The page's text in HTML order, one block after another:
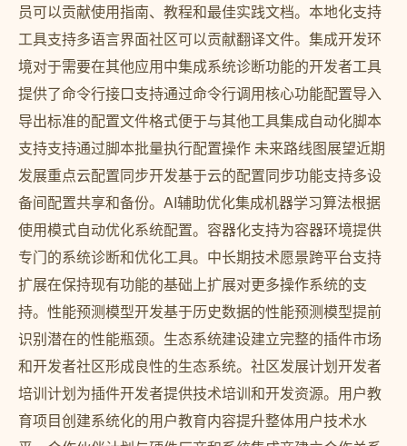
员可以贡献使用指南、教程和最佳实践文档。本地化支持
工具支持多语言界面社区可以贡献翻译文件。集成开发环
境对于需要在其他应用中集成系统诊断功能的开发者工具
提供了命令行接口支持通过命令行调用核心功能配置导入
导出标准的配置文件格式便于与其他工具集成自动化脚本
支持支持通过脚本批量执行配置操作 未来路线图展望近期
发展重点云配置同步开发基于云的配置同步功能支持多设
备间配置共享和备份。AI辅助优化集成机器学习算法根据
使用模式自动优化系统配置。容器化支持为容器环境提供
专门的系统诊断和优化工具。中长期技术愿景跨平台支持
扩展在保持现有功能的基础上扩展对更多操作系统的支
持。性能预测模型开发基于历史数据的性能预测模型提前
识别潜在的性能瓶颈。生态系统建设建立完整的插件市场
和开发者社区形成良性的生态系统。社区发展计划开发者
培训计划为插件开发者提供技术培训和开发资源。用户教
育项目创建系统化的用户教育内容提升整体用户技术水